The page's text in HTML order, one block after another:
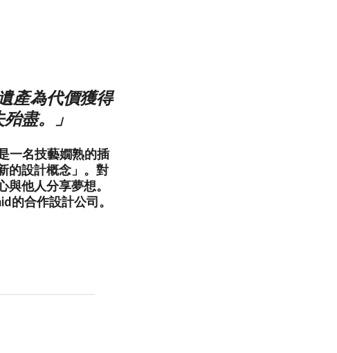
產為代價獲得
盡。」
一名技藝嫺熟的插
的設計概念」。對
他人分享夢想。
的合作設計公司。